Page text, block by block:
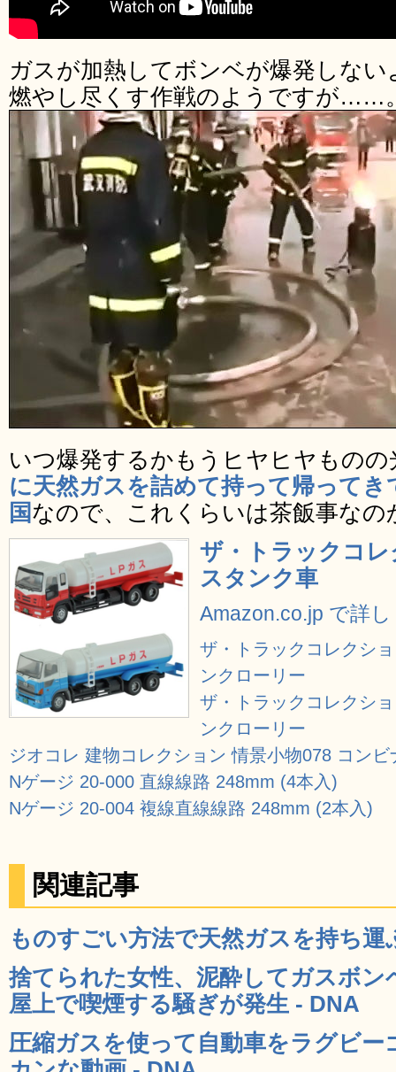
ガスが加熱してボンベが爆発しな
燃やし尽くす作戦のようですが……
いつ爆発するかもうヒヤヒヤものの
に天然ガスを詰めて持って帰って
国なので、これくらいは茶飯事な
ザ・トラックコ
スタンク車
Amazon.co.jp で詳
ザ・トラックコレクシ
ンクローリー
ザ・トラックコレクシ
ンクローリー
ジオコレ 建物コレクション 情景小物078 コンビ
Nゲージ 20-000 直線線路 248mm (4本入)
Nゲージ 20-004 複線直線線路 248mm (2本入)
関連記事
ものすごい方法で天然ガスを持ち
捨てられた女性、泥酔してガスボン
屋上で喫煙する騒ぎが発生 - DNA
圧縮ガスを使って自動車をラグビ